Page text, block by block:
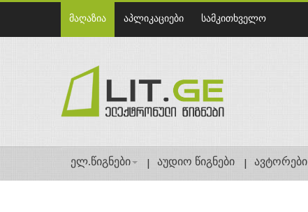
მაღაზია აპლიკაციები სამკითხველო
ელ.წიგნები აუდიო წიგნები ავტორები